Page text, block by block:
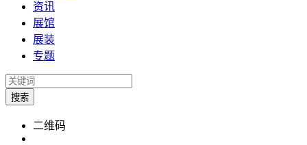
资讯
展馆
展装
专题
搜索
二维码